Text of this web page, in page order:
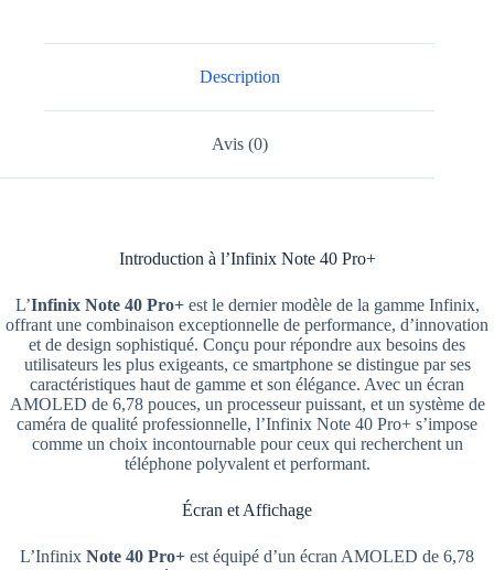
Description
Avis (0)
Introduction à l’Infinix Note 40 Pro+
L’Infinix Note 40 Pro+est le dernier modèle de la gamme Infinix,
offrant une combinaison exceptionnelle de performance, d’innovation
et de design sophistiqué. Conçu pour répondre aux besoins des
utilisateurs les plus exigeants, ce smartphone se distingue par ses
caractéristiques haut de gamme et son élégance. Avec un écran
AMOLED de 6,78 pouces, un processeur puissant, et un système de
caméra de qualité professionnelle, l’Infinix Note 40 Pro+ s’impose
comme un choix incontournable pour ceux qui recherchent un
téléphone polyvalent et performant.
Écran et Affichage
L’Infinix Note 40 Pro+ est équipé d’un écran AMOLED de 6,78